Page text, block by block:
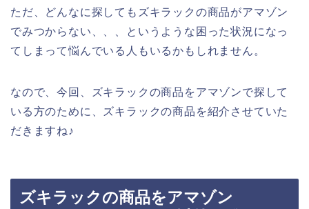
ただ、どんなに探してもズキラックの商品がアマゾン
でみつからない、、、というような困った状況になっ
てしまって悩んでいる人もいるかもしれません。
なので、今回、ズキラックの商品をアマゾンで探して
いる方のために、ズキラックの商品を紹介させていた
だきますね♪
ズキラックの商品をアマゾン